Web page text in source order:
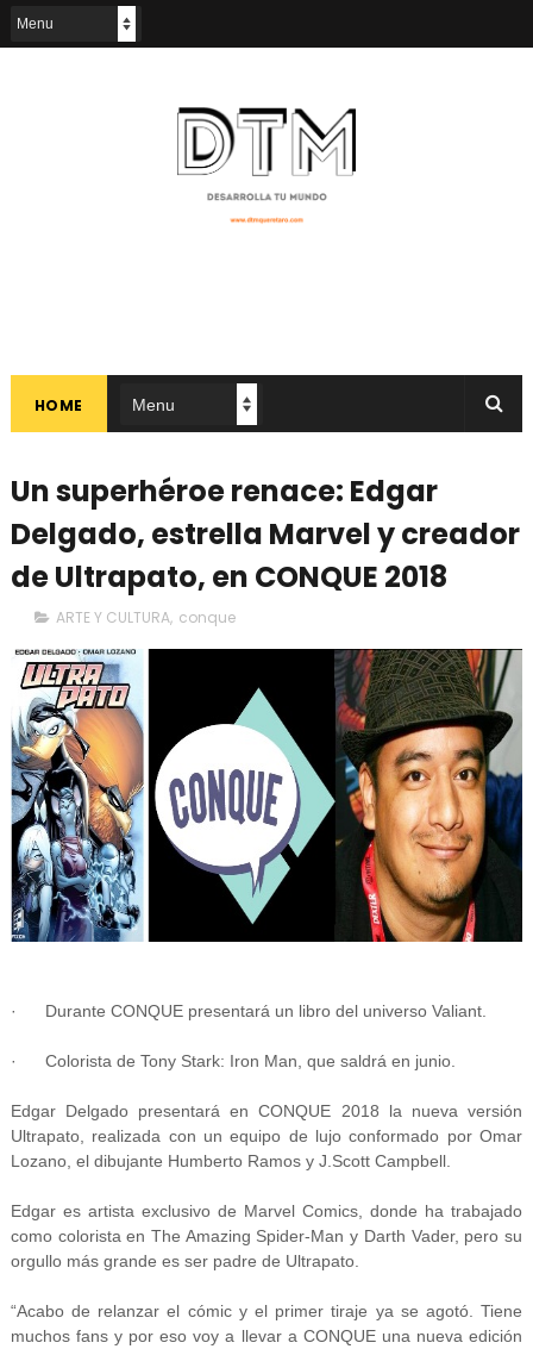
HOME
Un superhéroe renace: Edgar
Delgado, estrella Marvel y creador
de Ultrapato, en CONQUE 2018
ARTE Y CULTURA, conque
· Durante CONQUE presentará un libro del universo Valiant.
· Colorista de Tony Stark: Iron Man, que saldrá en junio.
Edgar Delgado presentará en CONQUE 2018 la nueva versión
Ultrapato, realizada con un equipo de lujo conformado por Omar
Lozano, el dibujante Humberto Ramos y J.Scott Campbell.
Edgar es artista exclusivo de Marvel Comics, donde ha trabajado
como colorista en The Amazing Spider-Man y Darth Vader, pero su
orgullo más grande es ser padre de Ultrapato.
“Acabo de relanzar el cómic y el primer tiraje ya se agotó. Tiene
muchos fans y por eso voy a llevar a CONQUE una nueva edición